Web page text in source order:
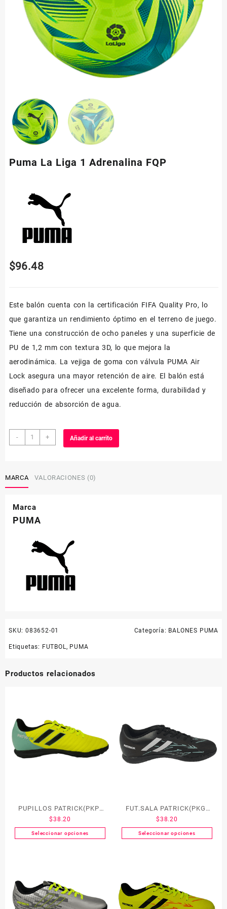
Puma La Liga 1 Adrenalina FQP
$96.48
Este balón cuenta con la certificación FIFA Quality Pro, lo
que garantiza un rendimiento óptimo en el terreno de juego.
Tiene una construcción de ocho paneles y una superficie de
PU de 1,2 mm con textura 3D, lo que mejora la
aerodinámica. La vejiga de goma con válvula PUMA Air
Lock asegura una mayor retención de aire. El balón está
diseñado para ofrecer una excelente forma, durabilidad y
reducción de absorción de agua.
-
Puma
La
Adrenalina
FQP
+ Añadir al carrito
MARCA VALORACIONES (0)
Marca
PUMA
SKU: 083652-01 Categoría: BALONES PUMA
Etiquetas: FUTBOL, PUMA
Productos relacionados
PUPILLOS PATRICK(PKP-
200-Y/G)
$38.20
Seleccionar opciones
FUT.SALA PATRICK(PKG-
300-B/B)
$38.20
Seleccionar opciones